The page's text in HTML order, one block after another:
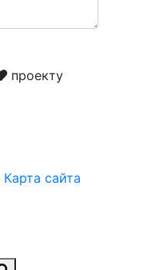
проекту
Карта сайта